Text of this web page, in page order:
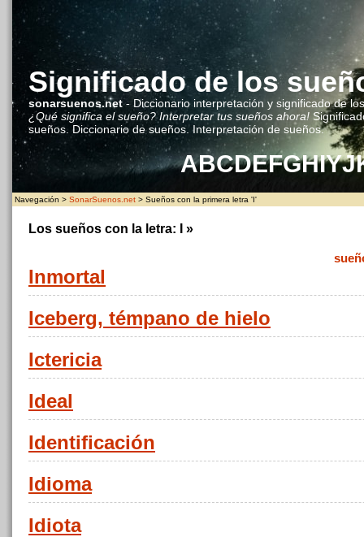
Significado de los
sonarsuenos.net- Diccionario interpretación y significado de
¿Qué significa el sueño? Interpretar tus sueños ahora!
sueños. Diccionario de sueños. Interpretación de sueños.
ABCDEFGHIYJ
Navegación > SonarSuenos.net > Sueños con la primera letra 'I'
Los sueños con la letra: »
Inmortal
Iceberg, témpano de hielo
Ictericia
Ideal
Identificación
Idioma
Idiota